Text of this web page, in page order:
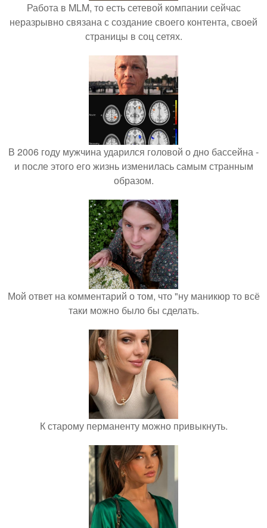
Работа в MLM, то есть сетевой компании сейчас
неразрывно связана с создание своего контента, своей
страницы в соц сетях.
В 2006 году мужчина ударился головой о дно бассейна -
и после этого его жизнь изменилась самым странным
образом.
Мой ответ на комментарий о том, что "ну маникюр то всё
таки можно было бы сделать.
К старому перманенту можно привыкнуть.